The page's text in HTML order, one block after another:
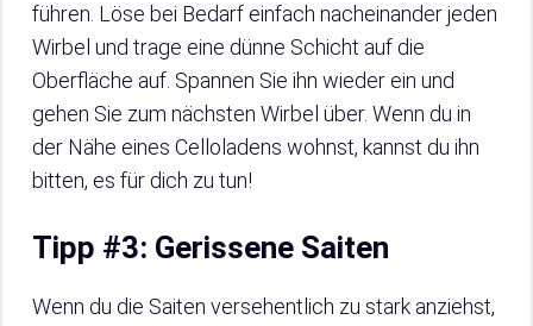
führen. Löse bei Bedarf einfach nacheinander jeden
Wirbel und trage eine dünne Schicht auf die
Oberfläche auf. Spannen Sie ihn wieder ein und
gehen Sie zum nächsten Wirbel über. Wenn du in
der Nähe eines Celloladens wohnst, kannst du ihn
bitten, es für dich zu tun!
Tipp #3: Gerissene Saiten
Wenn du die Saiten versehentlich zu stark anziehst,